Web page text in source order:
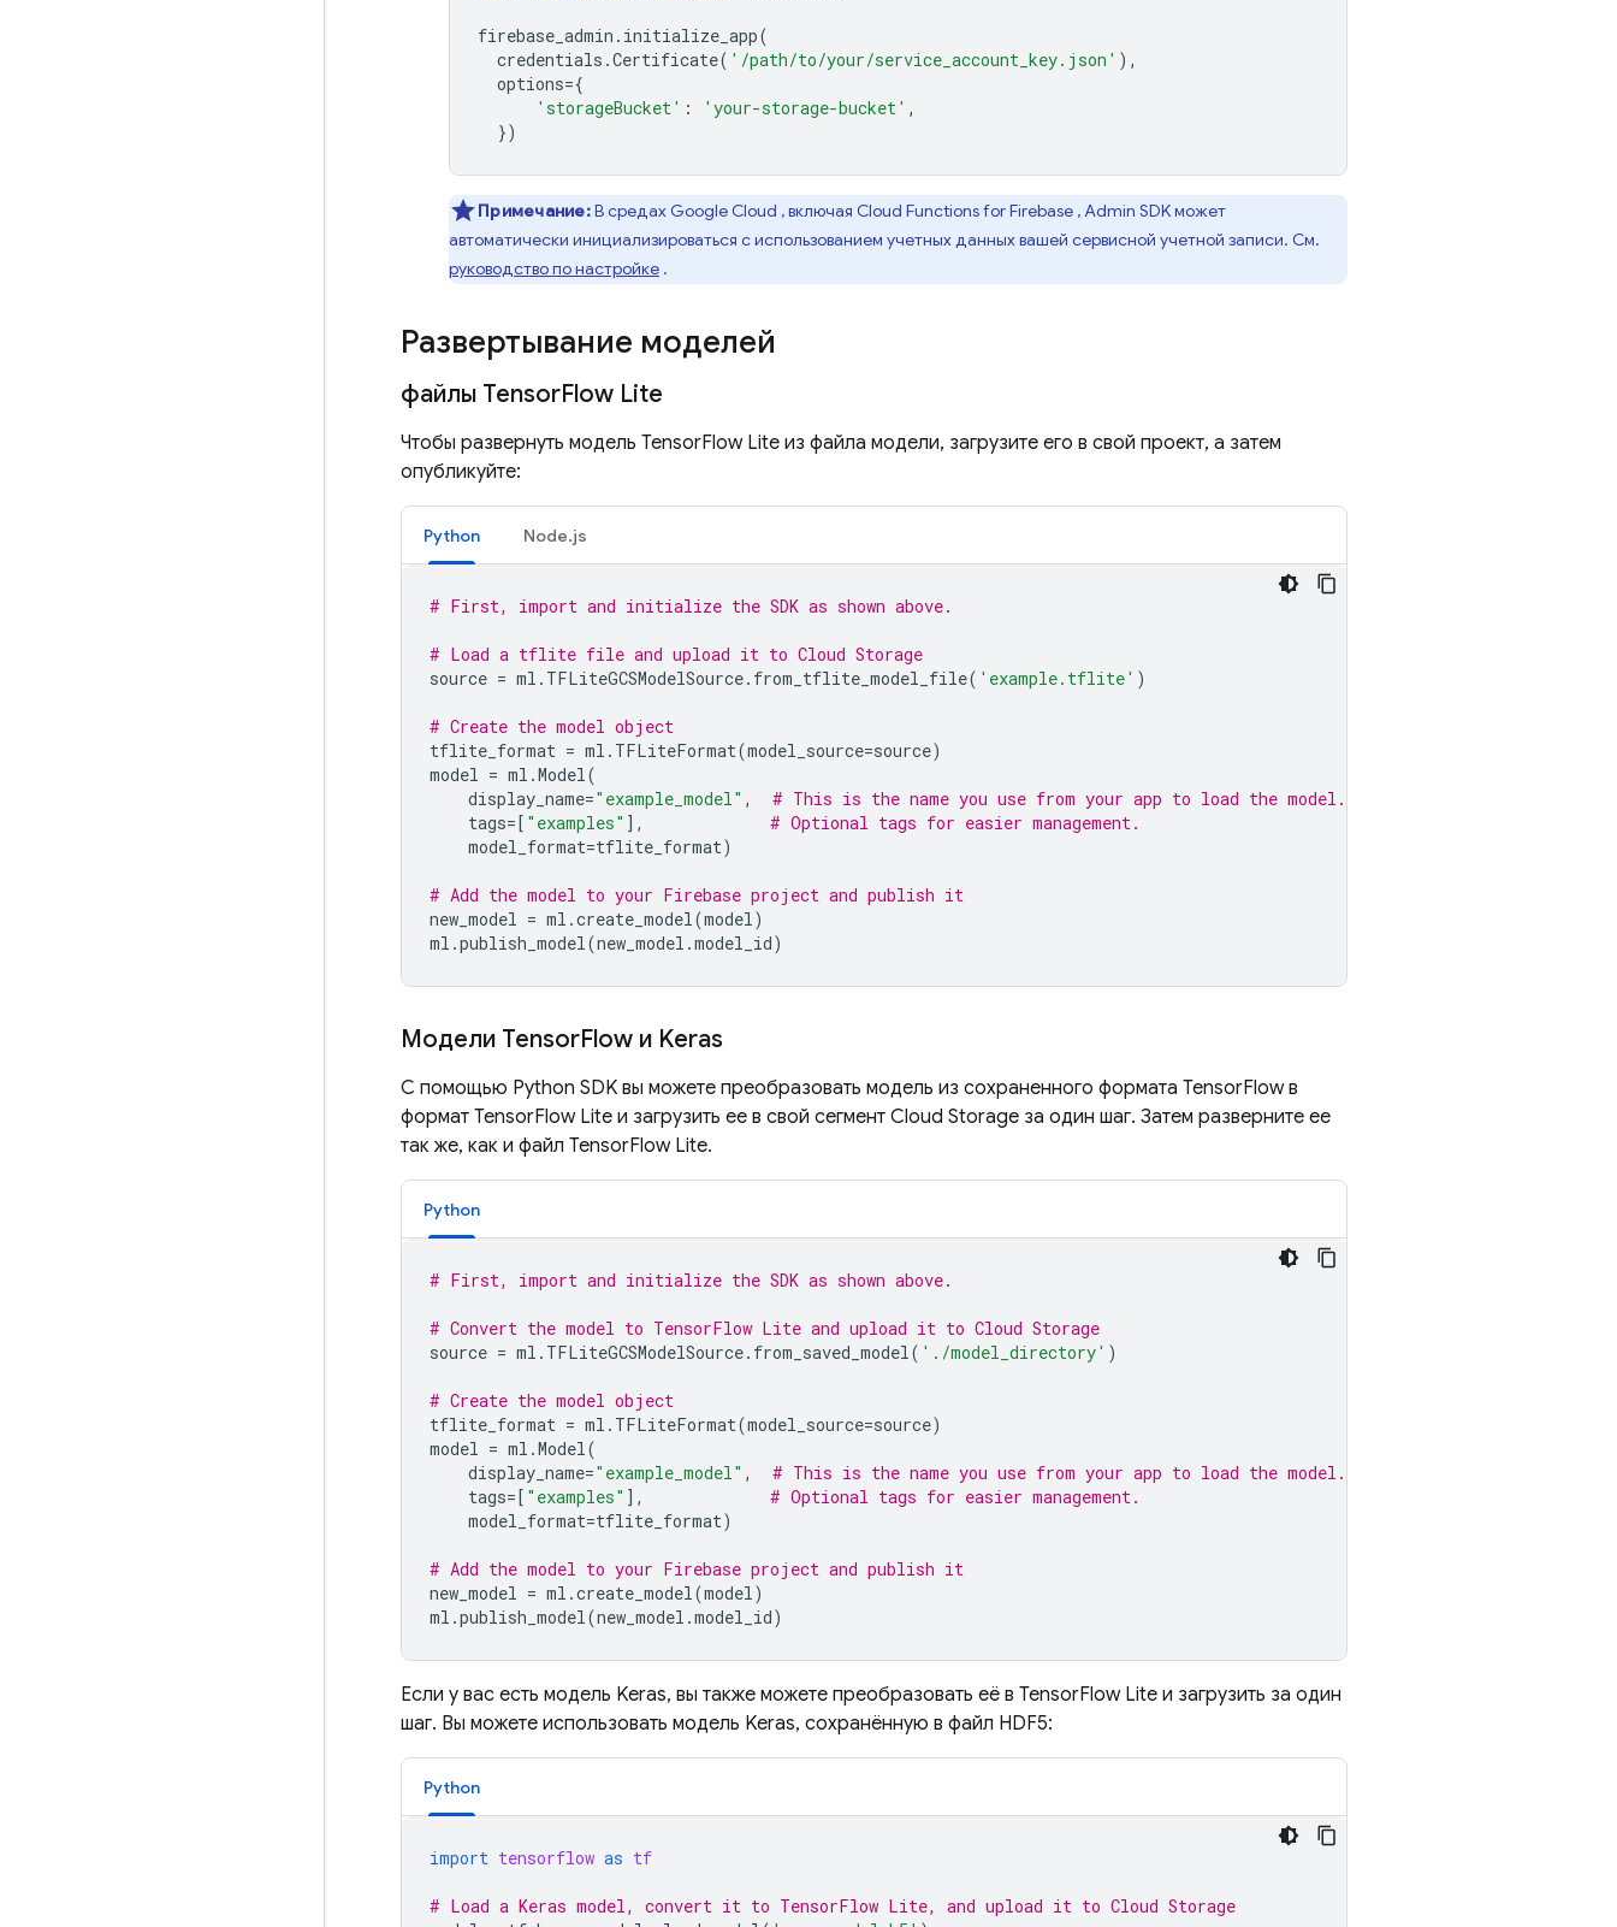
firebase_admin . initialize_app(
credentials .Certificate( '/path/to/your/service_account_key.json' ),
options={
'storageBucket' : 'your-storage-bucket' ,
})
Примечание:В средах Google Cloud , включая Cloud Functions for Firebase, Admin SDK может
автоматически инициализироваться с использованием учетных данных вашей сервисной учетной записи. См.
руководство по настройке .
Развертывание моделей
файлы TensorFlow Lite
Чтобы развернуть модель TensorFlow Lite из файла модели, загрузите его в свой проект, а затем
опубликуйте:
Python Node.js
# First, import and initialize the SDK as shown above.
# Load a tflite file and upload it to Cloud Storage
source = ml . TFLiteGCSModelSource. from_tflite_model_file( 'example.tflite' )
# Create the model object
tflite_format = ml . TFLiteFormat(model_source=source)
model = ml .Model(
display_name="example_model" ,
# This is the name you use from your app to load the model.
tags=[ "examples" ],
# Optional tags for easier management.
model_format=tflite_format)
# Add the model to your Firebase project and publish it
new_model = ml .create_model(model)
ml .publish_model(new_model .model_id)
Модели TensorFlow и Keras
С помощью Python SDK вы можете преобразовать модель из сохраненного формата TensorFlow в
формат TensorFlow Lite и загрузить ее в свой сегмент Cloud Storage за один шаг. Затем разверните ее
так же, как и файл TensorFlow Lite.
Python
# First, import and initialize the SDK as shown above.
# Convert the model to TensorFlow Lite and upload it to Cloud Storage
source = ml . TFLiteGCSModelSource. from_saved_model( './model_directory' )
# Create the model object
tflite_format = ml . TFLiteFormat(model_source=source)
model = ml .Model(
display_name="example_model" ,
# This is the name you use from your app to load the model.
tags=[ "examples" ],
# Optional tags for easier management.
model_format=tflite_format)
# Add the model to your Firebase project and publish it
new_model = ml .create_model(model)
ml .publish_model(new_model .model_id)
Если у вас есть модель Keras, вы также можете преобразовать её в TensorFlow Lite и загрузить за один
шаг. Вы можете использовать модель Keras, сохранённую в файл HDF5:
Python
import tensorflow as tf
# Load a Keras model, convert it to TensorFlow Lite, and upload it to Cloud Storage